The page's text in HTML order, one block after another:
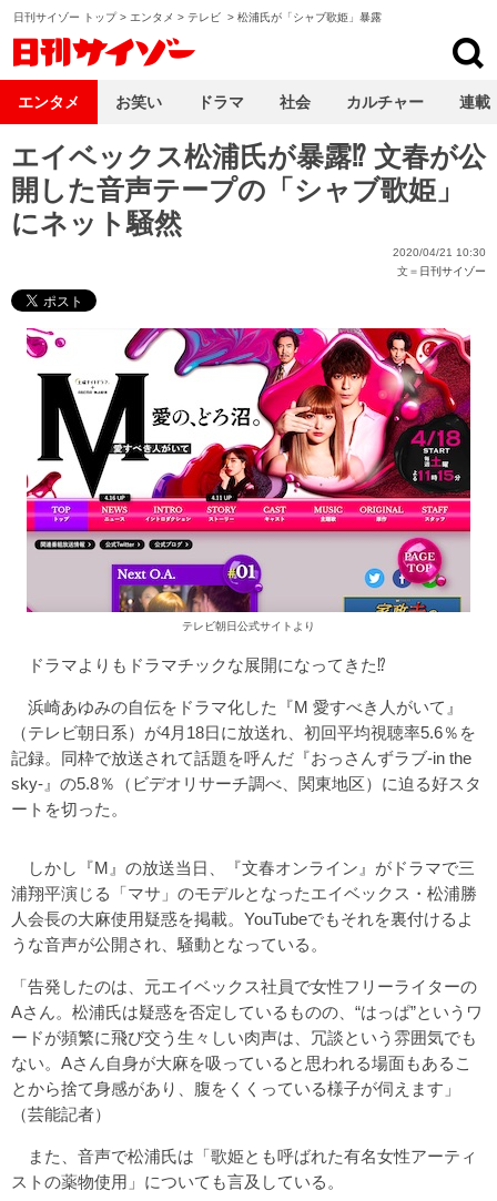
日刊サイゾー トップ> エンタメ > テレビ > 松浦氏が「シャブ歌姫」暴露
エイベックス松浦氏が暴露⁉ 文春が公
開した音声テープの「シャブ歌姫」
にネット騒然
2020/04/21 10:30
文＝ 日刊サイゾー
テレビ朝日公式サイトより
ドラマよりもドラマチックな展開になってきた⁉
浜崎あゆみの自伝をドラマ化した『M 愛すべき人がいて』
（テレビ朝日系）が4月18日に放送れ、初回平均視聴率5.6％を
記録。同枠で放送されて話題を呼んだ『おっさんずラブ-in the
sky-』の5.8％（ビデオリサーチ調べ、関東地区）に迫る好スタ
ートを切った。
しかし『M』の放送当日、『文春オンライン』がドラマで三
浦翔平演じる「マサ」のモデルとなったエイベックス・松浦勝
人会長の大麻使用疑惑を掲載。YouTubeでもそれを裏付けるよ
うな音声が公開され、騒動となっている。
「告発したのは、元エイベックス社員で女性フリーライターの
Aさん。松浦氏は疑惑を否定しているものの、“はっぱ”というワ
ードが頻繁に飛び交う生々しい肉声は、冗談という雰囲気でも
ない。Aさん自身が大麻を吸っていると思われる場面もあるこ
とから捨て身感があり、腹をくくっている様子が伺えます」
（芸能記者）
また、音声で松浦氏は「歌姫とも呼ばれた有名女性アーティ
ストの薬物使用」についても言及している。
エンタメ お笑い ドラマ 社会 カルチャー 連載